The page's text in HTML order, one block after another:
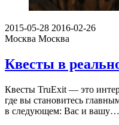
2015-05-28 2016-02-26
Москва Москва
Квесты в
Квесты TruExit — это
где вы становитесь
в следующем: Вас и вашу…